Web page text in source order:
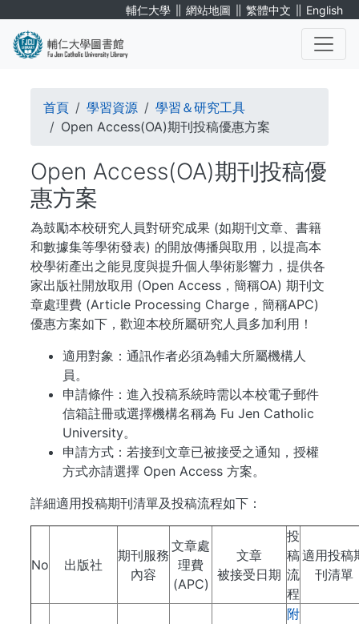
輔仁大學 ∥ 網站地圖 ∥ 繁體中文 ∥ English
導
航
連
結
首頁 學習資源
學習＆研究工具
Open Access(OA)期刊投稿優惠方案
Open Access(OA)期刊投稿優
惠方案
為鼓勵本校研究人員對研究成果 (如期刊文章、書籍
和數據集等學術發表) 的開放傳播與取用，以提高本
校學術產出之能見度與提升個人學術影響力，提供各
家出版社開放取用 (Open Access，簡稱OA) 期刊文
章處理費 (Article Processing Charge，簡稱APC)
優惠方案如下，歡迎本校所屬研究人員多加利用！
適用對象：通訊作者必須為輔大所屬機構人
員。
申請條件：進入投稿系統時需以本校電子郵件
信箱註冊或選擇機構名稱為 Fu Jen Catholic
University。
申請方式：若接到文章已被接受之通知，授權
方式亦請選擇 Open Access 方案。
詳細適用投稿期刊清單及投稿流程如下：
No 出版社
期刊服務
內容
文章處
理費
(APC)
文章
被接受日期
投
稿
流
程
適用投稿
刊清單
附